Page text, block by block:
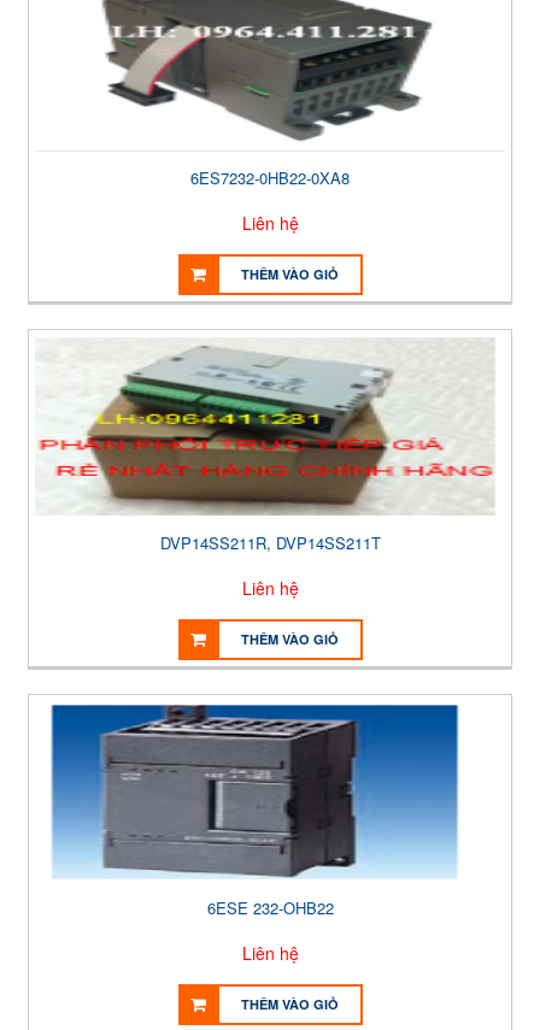
6ES7232-0HB22-0XA8
Liên hệ
THÊM VÀO GIỎ
DVP14SS211R, DVP14SS211T
Liên hệ
THÊM VÀO GIỎ
6ESE 232-OHB22
Liên hệ
THÊM VÀO GIỎ